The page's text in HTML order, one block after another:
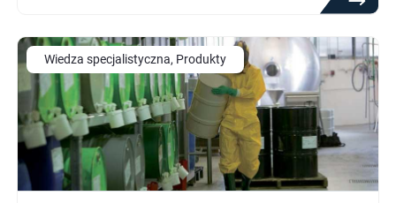
Wiedza specjalistyczna, Produkty